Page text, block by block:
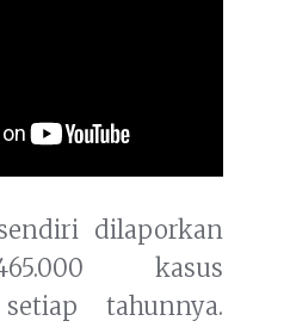
dilaporkan
kasus
tahunnya.